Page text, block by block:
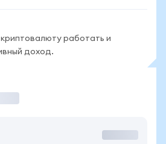
работать и
доход.